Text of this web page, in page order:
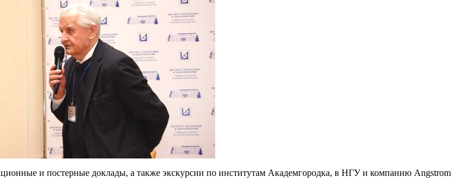
и постерные доклады, а также экскурсии по институтам Академгородка, в НГУ и компанию Angstrom